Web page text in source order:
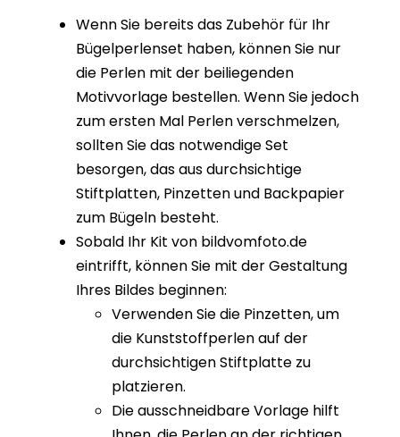
Wenn Sie bereits das Zubehör für Ihr
Bügelperlenset haben, können Sie nur
die Perlen mit der beiliegenden
Motivvorlage bestellen. Wenn Sie jedoch
zum ersten Mal Perlen verschmelzen,
sollten Sie das notwendige Set
besorgen, das aus durchsichtige
Stiftplatten, Pinzetten und Backpapier
zum Bügeln besteht.
Sobald Ihr Kit von bildvomfoto.de
eintrifft, können Sie mit der Gestaltung
Ihres Bildes beginnen:
Verwenden Sie die Pinzetten, um
die Kunststoffperlen auf der
durchsichtigen Stiftplatte zu
platzieren.
Die ausschneidbare Vorlage hilft